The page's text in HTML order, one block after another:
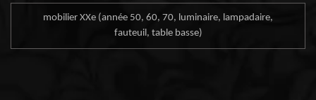
mobilier XXe (année 50, 60, 70, luminaire, lampadaire,
fauteuil, table basse)